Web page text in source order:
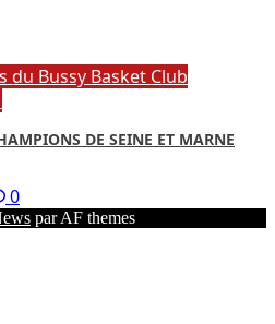
du Bussy Basket Club
DE SEINE ET MARNE
0
par AF themes